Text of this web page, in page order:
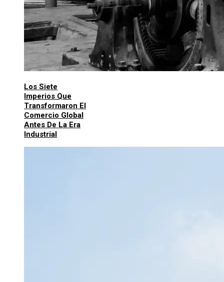
Los Siete
Imperios Que
Transformaron El
Comercio Global
Antes De La Era
Industrial